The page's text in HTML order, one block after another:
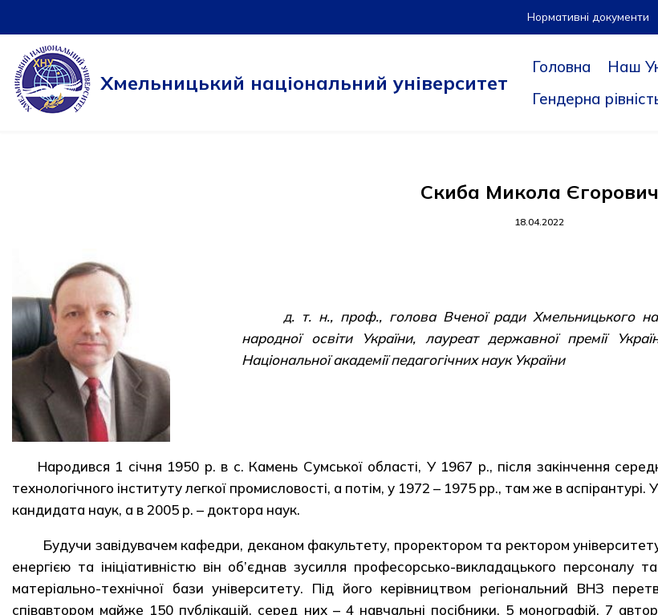
Перейти
до
вмісту
Нормативні документи
Хмельницький національний університет
Головна Наш
Гендерна
Скиба Микола Єгорович
18.04.2022
д. т. н., проф., голова Вченої ради Хмельницького
народної освіти України, лауреат державної премії
Національної академії педагогічних наук України
Народився 1 січня 1950 р. в с. Камень Сумської області, У 1967 р., після закінчення
технологічного інституту легкої промисловості, а потім, у 1972 – 1975 рр., там же в
кандидата наук, а в 2005 р. – доктора наук.
Будучи завідувачем кафедри, деканом факультету, проректором та ректором
енергією та ініціативністю він об’єднав зусилля професорсько-викладацького
матеріально-технічної бази університету. Під його керівництвом регіональний ВНЗ
співавтором майже 150 публікацій, серед них – 4 навчальні посібники, 5 монографій, 7